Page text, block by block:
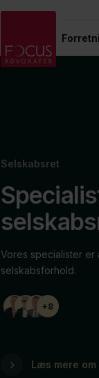
Selskabsret
Vores specialister er
selskabsforhold.
+8
Læs mere